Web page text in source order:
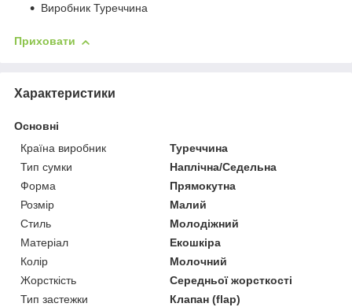
Виробник Туреччина
Приховати
Характеристики
Основні
Країна виробник
Туреччина
Тип сумки
Наплічна/Седельна
Форма
Прямокутна
Розмір
Малий
Стиль
Молодіжний
Матеріал
Екошкіра
Колір
Молочний
Жорсткість
Середньої жорсткості
Тип застежки
Клапан (flap)